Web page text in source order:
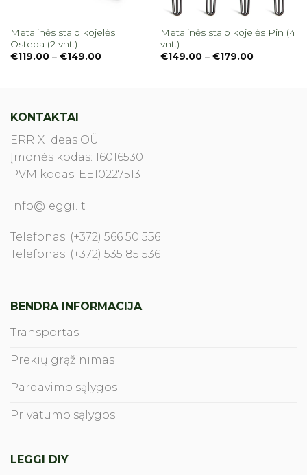
Metalinės stalo kojelės
Osteba (2 vnt.)
€119.00 – €149.00Price
Metalinės stalo kojelės Pin (4
vnt.)
€149.00 – €179.00Price
KONTAKTAI
ERRIX Ideas OÜ
Įmonės kodas: 16016530
PVM kodas: EE102275131
info@leggi.lt
Telefonas: (+372) 566 50 556
Telefonas: (+372) 535 85 536
BENDRA INFORMACIJA
Transportas
Prekių grąžinimas
Pardavimo sąlygos
Privatumo sąlygos
LEGGI DIY